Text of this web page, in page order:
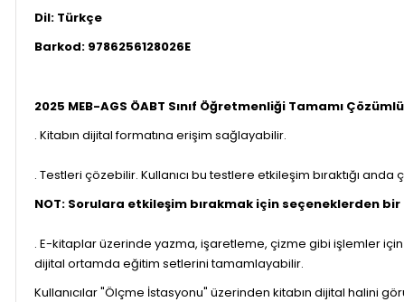
Dil: Türkçe
Barkod: 9786256128026E
2025 MEB-AGS ÖABT Sınıf Öğretmenliği Tamamı
. Kitabın dijital formatına erişim sağlayabilir.
. Testleri çözebilir. Kullanıcı bu testlere etkileşim bıraktığı
NOT: Sorulara etkileşim bırakmak için seçeneklerden
. E-kitaplar üzerinde yazma, işaretleme, çizme gibi işlemler
dijital ortamda eğitim setlerini tamamlayabilir.
Kullanıcılar "Ölçme İstasyonu" üzerinden kitabın dijital halini